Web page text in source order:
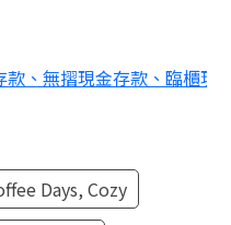
櫃現金直接存入本店帳戶
Days, Cozy